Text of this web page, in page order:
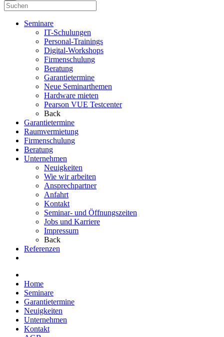
Seminare
IT-Schulungen
Personal-Trainings
Digital-Workshops
Firmenschulung
Beratung
Garantietermine
Neue Seminarthemen
Hardware mieten
Pearson VUE Testcenter
Back
Garantietermine
Raumvermietung
Firmenschulung
Beratung
Unternehmen
Neuigkeiten
Wie wir arbeiten
Ansprechpartner
Anfahrt
Kontakt
Seminar- und Öffnungszeiten
Jobs und Karriere
Impressum
Back
Referenzen
Home
Seminare
Garantietermine
Neuigkeiten
Unternehmen
Kontakt